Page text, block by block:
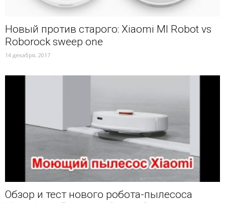
Новый против старого: Xiaomi MI Robot vs
Roborock sweep one
14 декабря, 2017
Обзор и тест нового робота-пылесоса